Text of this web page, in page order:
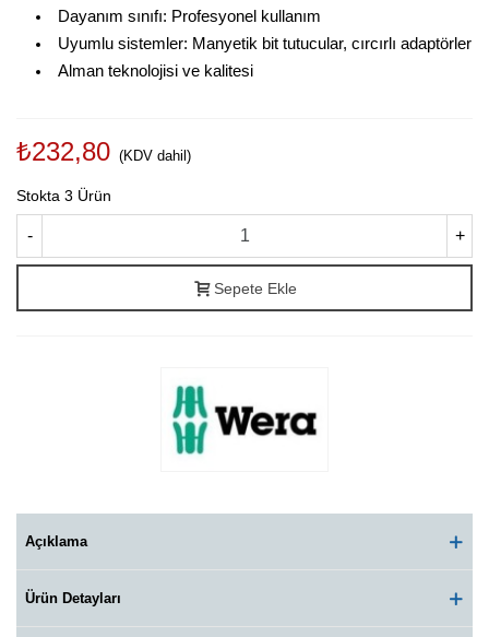
Dayanım sınıfı: Profesyonel kullanım
Uyumlu sistemler: Manyetik bit tutucular, cırcırlı adaptörler
Alman teknolojisi ve kalitesi
₺232,80 (KDV dahil)
Stokta 3 Ürün
- +
Sepete Ekle
Açıklama
Ürün Detayları